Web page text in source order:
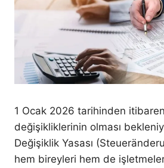
1 Ocak 2026 tarihinden
değişikliklerinin olması
Değişiklik Yasası
hem bireyleri hem de